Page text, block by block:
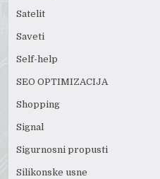
Satelit
Saveti
Self-help
SEO OPTIMIZACIJA
Shopping
Signal
Sigurnosni propusti
Silikonske usne